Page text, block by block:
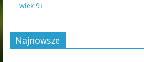
wiek 9+
Najnowsze